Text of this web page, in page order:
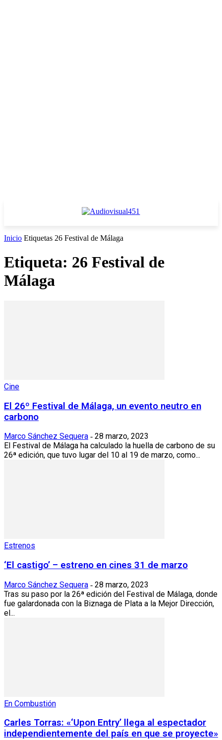
Inicio Etiquetas 26 Festival de Málaga
Etiqueta: 26 Festival de
Málaga
Cine
El 26º Festival de Málaga, un evento neutro en
carbono
Marco Sánchez Sequera - 28 marzo, 2023
El Festival de Málaga ha calculado la huella de carbono de su
26ª edición, que tuvo lugar del 10 al 19 de marzo, como...
Estrenos
‘El castigo’ – estreno en cines 31 de marzo
Marco Sánchez Sequera - 28 marzo, 2023
Tras su paso por la 26ª edición del Festival de Málaga, donde
fue galardonada con la Biznaga de Plata a la Mejor Dirección,
el...
En Combustión
Carles Torras: «‘Upon Entry’ llega al espectador
independientemente del país en que se proyecte»